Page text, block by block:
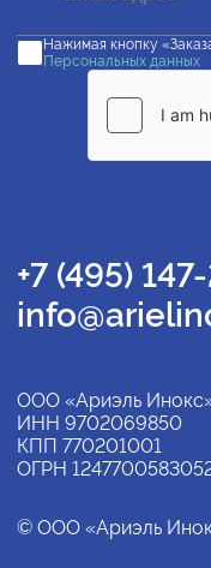
Нажимая кнопку
Персональных данных
+7 (495)
ООО «Ариэль
ИНН 9702069850
КПП 770201001
ОГРН
© ООО «Ариэль